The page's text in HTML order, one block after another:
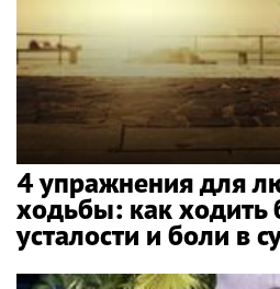
4 упражнения для
ходьбы: как ходить
усталости и боли в